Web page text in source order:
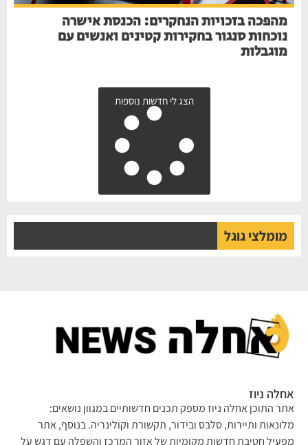
מהפכה בזכויות הנחקרים: הכנסת אישרה
נוכחות סנגור בחקירות קטינים ואנשים עם
מוגבלות
הצג לי חדשות נוספות
מומלצי גוגל
אחלה ניוז
אתר התוכן אחלה ניוז מספק תכנים חדשותיים במגוון נושאים:
מלונאות ותיירות, סלבס ובידור, תקשורת וקולינריה. בנוסף, אתר
מפעיל חטיבת חדשות מקומיות של אזור המרכז והשפלה עם דגש על